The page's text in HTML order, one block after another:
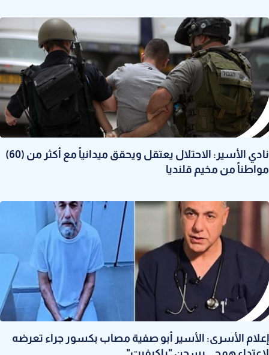
نادي الأسير: الاحتلال يعتقل ويحقق ميدانياً مع أكثر من (60)
مواطناً من مخيم قلنديا
إعلام الأسرى: الأسير أبو صفية مصاب بكسور جراء تعرضه